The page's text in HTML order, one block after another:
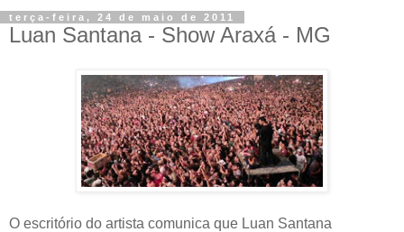
terça-feira, 24 de maio de 2011
Luan Santana - Show Araxá - MG
O escritório do artista comunica que Luan Santana